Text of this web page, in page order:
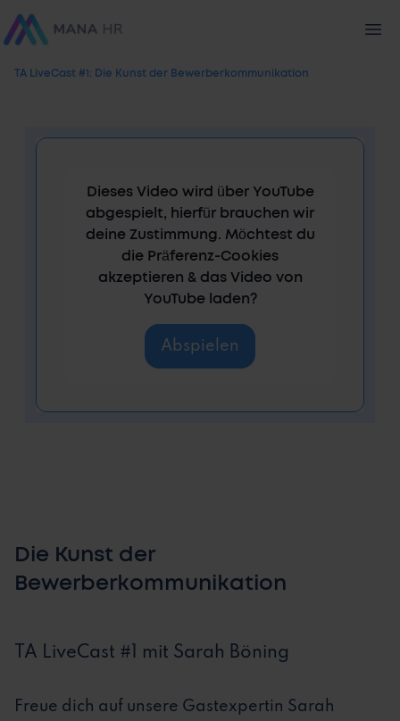
TA LiveCast #1: Die Kunst der Bewerberkommunikation
Dieses Video wird über YouTube
abgespielt, hierfür brauchen wir
deine Zustimmung. Möchtest du
die Präferenz-Cookies
akzeptieren & das Video von
YouTube laden?
Abspielen
Die Kunst der
Bewerberkommunikation
TA LiveCast #1 mit Sarah Böning
Freue dich auf unsere Gastexpertin Sarah